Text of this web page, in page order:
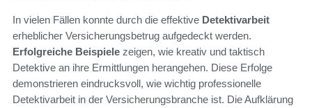
In vielen Fällen konnte durch die effektive Detektivarbeit
erheblicher Versicherungsbetrug aufgedeckt werden.
Erfolgreiche Beispiele zeigen, wie kreativ und taktisch
Detektive an ihre Ermittlungen herangehen. Diese Erfolge
demonstrieren eindrucksvoll, wie wichtig professionelle
Detektivarbeit in der Versicherungsbranche ist. Die Aufklärung